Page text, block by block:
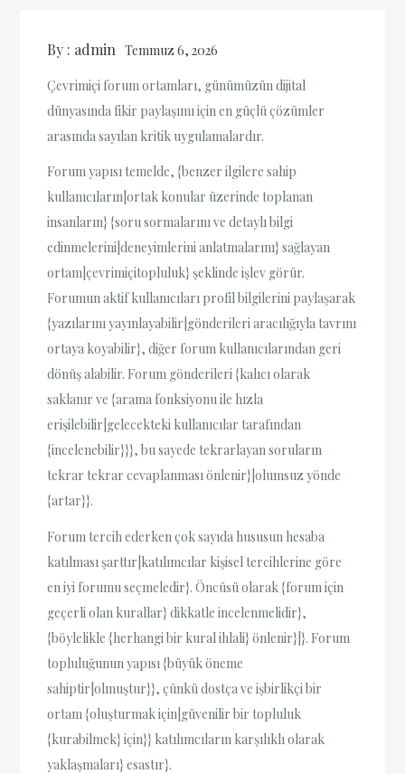
By : admin Temmuz 6, 2026
Çevrimiçi forum ortamları, günümüzün dijital
dünyasında fikir paylaşımı için en güçlü çözümler
arasında sayılan kritik uygulamalardır.
Forum yapısı temelde, {benzer ilgilere sahip
kullanıcıların|ortak konular üzerinde toplanan
insanların} {soru sormalarını ve detaylı bilgi
edinmelerini|deneyimlerini anlatmalarını} sağlayan
ortam|çevrimiçitopluluk} şeklinde işlev görür.
Forumun aktif kullanıcıları profil bilgilerini paylaşarak
{yazılarını yayınlayabilir|gönderileri aracılığıyla tavrını
ortaya koyabilir}, diğer forum kullanıcılarından geri
dönüş alabilir. Forum gönderileri {kalıcı olarak
saklanır ve {arama fonksiyonu ile hızla
erişilebilir|gelecekteki kullanıcılar tarafından
{incelenebilir}}}, bu sayede tekrarlayan soruların
tekrar tekrar cevaplanması önlenir}|olumsuz yönde
{artar}}.
Forum tercih ederken çok sayıda hususun hesaba
katılması şarttır|katılımcılar kişisel tercihlerine göre
en iyi forumu seçmeledir}. Öncüsü olarak {forum için
geçerli olan kurallar} dikkatle incelenmelidir},
{böylelikle {herhangi bir kural ihlali} önlenir}|}. Forum
topluluğunun yapısı {büyük öneme
sahiptir|olmuştur}}, çünkü dostça ve işbirlikçi bir
ortam {oluşturmak için|güvenilir bir topluluk
{kurabilmek} için}} katılımcıların karşılıklı olarak
yaklaşmaları} esastır}.